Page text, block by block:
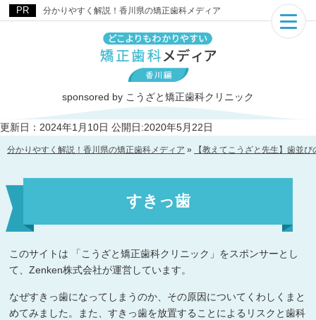
分かりやすく解説！香川県の矯正歯科メディア
sponsored by こうざと矯正歯科クリニック
更新日：2024年1月10日 公開日:2020年5月22日
分かりやすく解説！香川県の矯正歯科メディア » 【教えてこうざと先生】歯並
すきっ歯
このサイトは 「こうざと矯正歯科クリニック」をスポンサーとし
て、Zenken株式会社が運営しています。
なぜすきっ歯になってしまうのか、その原因についてくわしくまと
めてみました。また、すきっ歯を放置することによるリスクと歯科